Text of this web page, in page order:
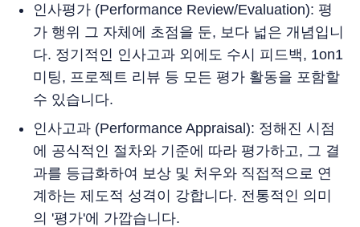
인사평가 (Performance Review/Evaluation): 평
가 행위 그 자체에 초점을 둔, 보다 넓은 개념입니
다. 정기적인 인사고과 외에도 수시 피드백, 1on1
미팅, 프로젝트 리뷰 등 모든 평가 활동을 포함할
수 있습니다.
인사고과 (Performance Appraisal): 정해진 시점
에 공식적인 절차와 기준에 따라 평가하고, 그 결
과를 등급화하여 보상 및 처우와 직접적으로 연
계하는 제도적 성격이 강합니다. 전통적인 의미
의 '평가'에 가깝습니다.